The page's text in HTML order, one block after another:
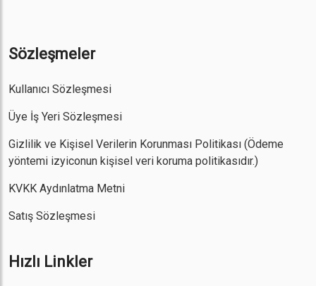
Sözleşmeler
Kullanıcı Sözleşmesi
Üye İş Yeri Sözleşmesi
Gizlilik ve Kişisel Verilerin Korunması Politikası (Ödeme
yöntemi izyiconun kişisel veri koruma politikasıdır.)
KVKK Aydınlatma Metni
Satış Sözleşmesi
Hızlı Linkler